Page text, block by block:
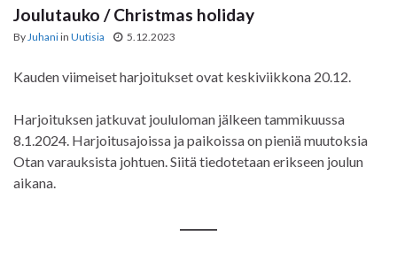
Joulutauko / Christmas holiday
By Juhaniin Uutisia 5.12.2023
Kauden viimeiset harjoitukset ovat keskiviikkona 20.12.
Harjoituksen jatkuvat joululoman jälkeen tammikuussa
8.1.2024. Harjoitusajoissa ja paikoissa on pieniä muutoksia
Otan varauksista johtuen. Siitä tiedotetaan erikseen joulun
aikana.